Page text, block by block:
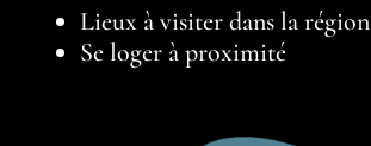
Lieux à visiter dans la région
Se loger à proximité